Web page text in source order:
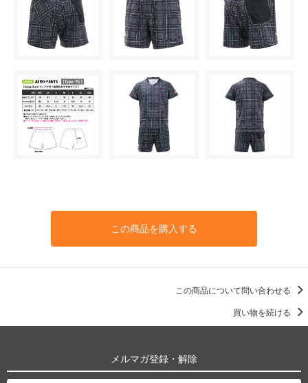
この商品を購入する
この商品について問い合わせる
買い物を続ける
メルマガ登録・解除